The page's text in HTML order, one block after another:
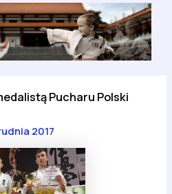
Pucharu Polski
2017